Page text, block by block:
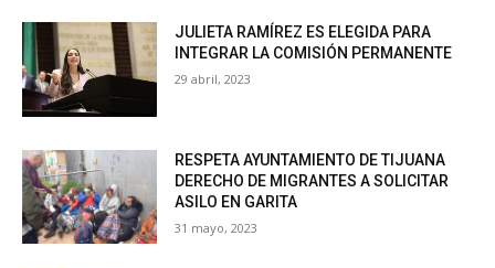
JULIETA RAMÍREZ ES ELEGIDA PARA
INTEGRAR LA COMISIÓN PERMANENTE
29 abril, 2023
RESPETA AYUNTAMIENTO DE TIJUANA
DERECHO DE MIGRANTES A SOLICITAR
ASILO EN GARITA
31 mayo, 2023